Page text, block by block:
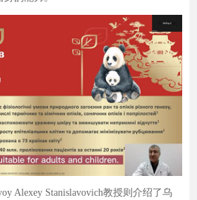
Alexey Stanislavovich教授则介绍了乌